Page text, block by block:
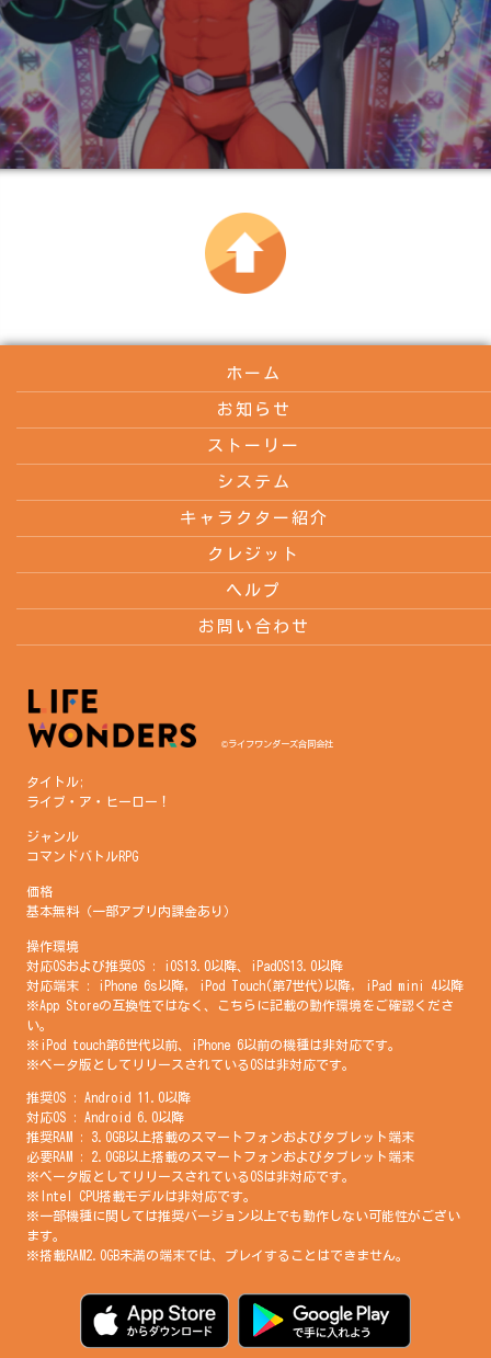
ホーム
お知らせ
ストーリー
システム
キャラクター紹介
クレジット
ヘルプ
お問い合わせ
©ライフワンダーズ合同会社
タイトル;
ライブ・ア・ヒーロー！
ジャンル
コマンドバトルRPG
価格
基本無料（一部アプリ内課金あり）
操作環境
対応OSおよび推奨OS : iOS13.0以降、iPadOS13.0以降
対応端末 : iPhone 6s以降, iPod Touch(第7世代)以降, iPad mini 4以降
※App Storeの互換性ではなく、こちらに記載の動作環境をご確認くださ
い。
※iPod touch第6世代以前、iPhone 6以前の機種は非対応です。
※ベータ版としてリリースされているOSは非対応です。
推奨OS : Android 11.0以降
対応OS : Android 6.0以降
推奨RAM : 3.0GB以上搭載のスマートフォンおよびタブレット端末
必要RAM : 2.0GB以上搭載のスマートフォンおよびタブレット端末
※ベータ版としてリリースされているOSは非対応です。
※Intel CPU搭載モデルは非対応です。
※一部機種に関しては推奨バージョン以上でも動作しない可能性がござい
ます。
※搭載RAM2.0GB未満の端末では、プレイすることはできません。